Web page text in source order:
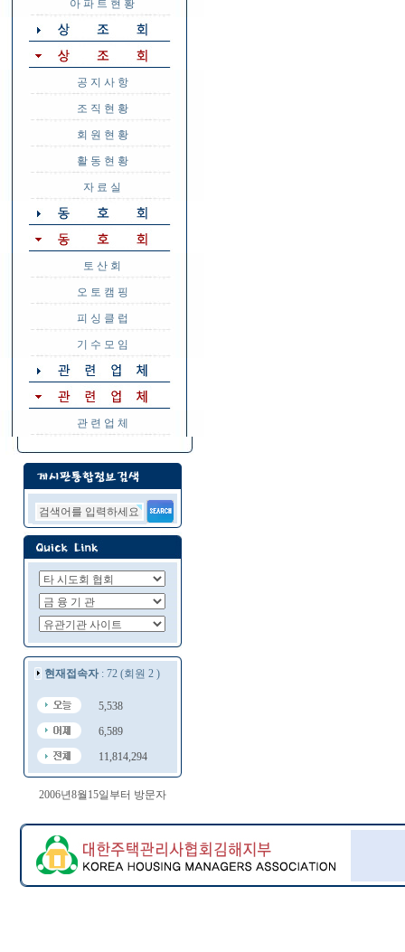
아 파 트 현 황
공 지 사 항
조 직 현 황
회 원 현 황
활 동 현 황
자 료 실
토 산 회
오 토 캠 핑
피 싱 클 럽
기 수 모 임
관 련 업 체
현재접속자: 72 (회원 2 )
5,538
6,589
11,814,294
2006년8월15일부터 방문자